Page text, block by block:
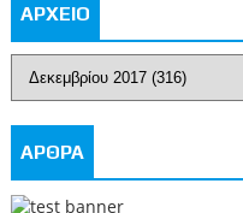
ΑΡΧΕΙΟ
ΑΡΘΡΑ